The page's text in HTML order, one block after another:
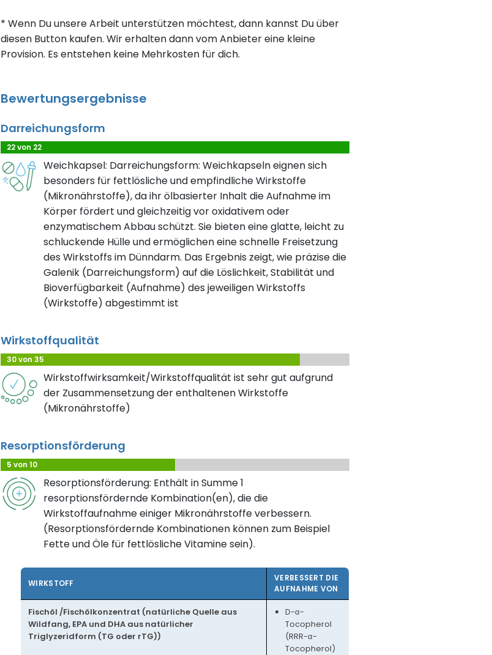
* Wenn Du unsere Arbeit unterstützen möchtest, dann kannst Du über
diesen Button kaufen. Wir erhalten dann vom Anbieter eine kleine
Provision. Es entstehen keine Mehrkosten für dich.
Bewertungsergebnisse
Darreichungsform
22 von 22
Weichkapsel: Darreichungsform: Weichkapseln eignen sich
besonders für fettlösliche und empfindliche Wirkstoffe
(Mikronährstoffe), da ihr ölbasierter Inhalt die Aufnahme im
Körper fördert und gleichzeitig vor oxidativem oder
enzymatischem Abbau schützt. Sie bieten eine glatte, leicht zu
schluckende Hülle und ermöglichen eine schnelle Freisetzung
des Wirkstoffs im Dünndarm. Das Ergebnis zeigt, wie präzise die
Galenik (Darreichungsform) auf die Löslichkeit, Stabilität und
Bioverfügbarkeit (Aufnahme) des jeweiligen Wirkstoffs
(Wirkstoffe) abgestimmt ist
Wirkstoffqualität
30 von 35
Wirkstoffwirksamkeit/Wirkstoffqualität ist sehr gut aufgrund
der Zusammensetzung der enthaltenen Wirkstoffe
(Mikronährstoffe)
Resorptionsförderung
5 von 10
Resorptionsförderung: Enthält in Summe 1
resorptionsfördernde Kombination(en), die die
Wirkstoffaufnahme einiger Mikronährstoffe verbessern.
(Resorptionsfördernde Kombinationen können zum Beispiel
Fette und Öle für fettlösliche Vitamine sein).
WIRKSTOFF
VERBESSERT DIE
AUFNAHME VON
Fischöl /Fischölkonzentrat (natürliche Quelle aus
Wildfang, EPA und DHA aus natürlicher
Triglyzeridform (TG oder rTG))
D-α-
Tocopherol
(RRR-α-
Tocopherol)